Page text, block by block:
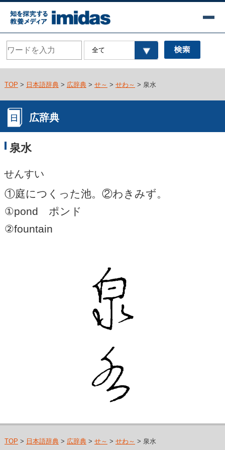
TOP > 日本語辞典> 広辞典> せ～ > せわ～ > 泉水
広辞典
泉水
せんすい
①庭につくった池。②わきみず。
①pond ポンド
②fountain
TOP > 日本語辞典> 広辞典> せ～ > せわ～ > 泉水